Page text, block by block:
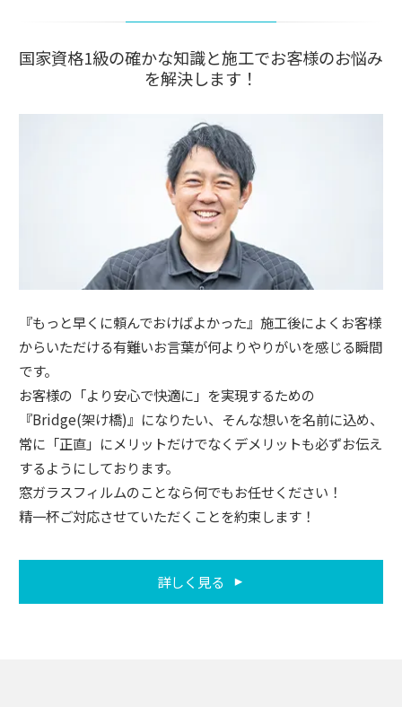
国家資格1級の確かな知識と施工でお客様のお悩み
を解決します！
『もっと早くに頼んでおけばよかった』施工後によくお客様
からいただける有難いお言葉が何よりやりがいを感じる瞬間
です。
お客様の「より安心で快適に」を実現するための
『Bridge(架け橋)』になりたい、そんな想いを名前に込め、
常に「正直」にメリットだけでなくデメリットも必ずお伝え
するようにしております。
窓ガラスフィルムのことなら何でもお任せください！
精一杯ご対応させていただくことを約束します！
詳しく見る